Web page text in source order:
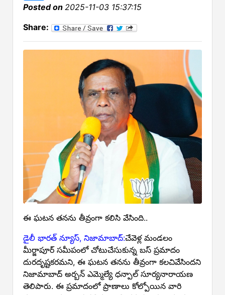
Posted on 2025-11-03 15:37:15
Share:
ఈ ఘటన తనను తీవ్రంగా కలిసి వేసింది..
డైలీ భారత్ న్యూస్, నిజామాబాద్:చేవెళ్ల మండలం
మీర్జాపూర్ సమీపంలో చోటుచేసుకున్న బస్ ప్రమాదం
దురదృష్టకరమని, ఈ ఘటన తనను తీవ్రంగా కలచివేసిందని
నిజామాబాద్ అర్బన్ ఎమ్మెల్యే ధన్పాల్ సూర్యనారాయణ
తెలిపారు. ఈ ప్రమాదంలో ప్రాణాలు కోల్పోయిన వారి